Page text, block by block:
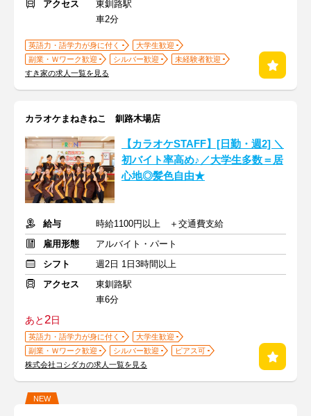
アクセス
東釧路駅
車2分
英語力・語学力が身に付く
大学生歓迎
副業・Ｗワーク歓迎
シルバー歓迎
未経験者歓迎
すき家の求人一覧を見る
カラオケまねきねこ 釧路木場店
【カラオケSTAFF】[日勤・週2] ＼
初バイト率高め♪／大学生多数＝居
心地◎髪色自由★
給与
時給1100円以上 ＋交通費支給
雇用形態
アルバイト・パート
シフト
週2日 1日3時間以上
アクセス
東釧路駅
車6分
あと2日
英語力・語学力が身に付く
大学生歓迎
副業・Ｗワーク歓迎
シルバー歓迎
ピアス可
株式会社コシダカの求人一覧を見る
NEW